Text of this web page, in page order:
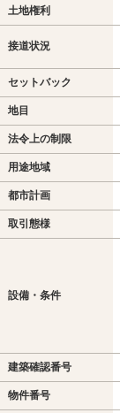
土地権利
接道状況
セットバック
地目
法令上の制限
用途地域
都市計画
取引態様
設備・条件
建築確認番号
物件番号